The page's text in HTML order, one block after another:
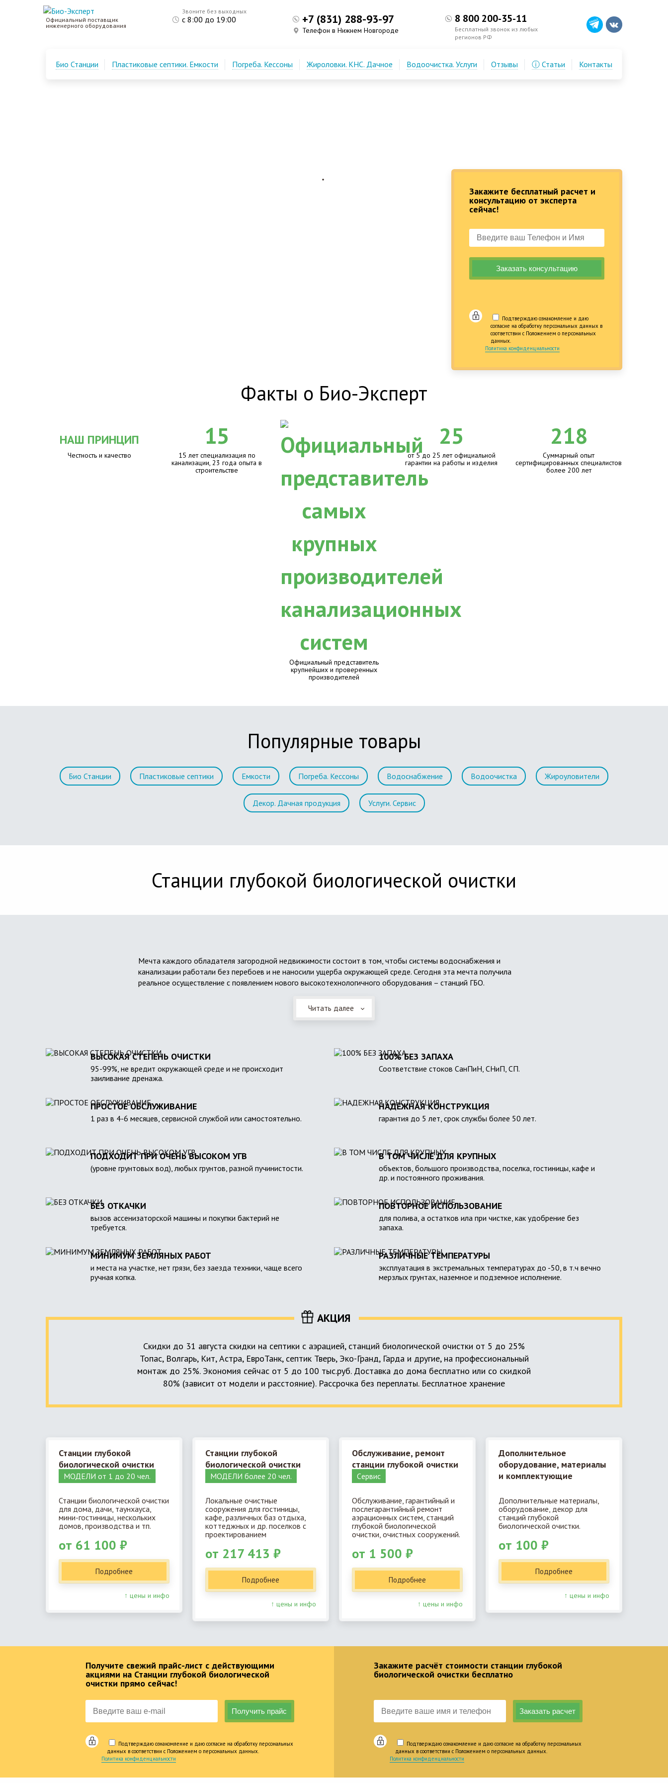
Закажите бесплатный расчет и
консультацию от эксперта
сейчас!
Подтверждаю ознакомление и даю
согласие на обработку персональных данных в
соответствии с Положением о персональных
данных.
Политика конфиденциальности
Официальный поставщик
инженерного оборудования
Звоните без выходных
с 8:00 до 19:00 +7 (831) 288-93-97
Телефон в Нижнем Новгороде
8 800 200-35-11
Бесплатный звонок из любых
регионов РФ
Био Станции Пластиковые септики. Емкости Погреба. Кессоны Жироловки. КНС. Дачное Водоочистка. Услуги Отзывы ⓘ Статьи Контакты
Факты о Био-Эксперт
НАШ ПРИНЦИП
Честность и качество
15
15 лет специализация по
канализации, 23 года опыта в
строительстве
Официальный представитель
крупнейших и проверенных
производителей
25
от 5 до 25 лет официальной
гарантии на работы и изделия
218
Суммарный опыт
сертифицированных специалистов
более 200 лет
Популярные товары
Био Станции Пластиковые септики Емкости Погреба. Кессоны Водоснабжение Водоочистка Жироуловители
Декор. Дачная продукция Услуги. Сервис
Станции глубокой биологической очистки
Мечта каждого обладателя загородной недвижимости состоит в том, чтобы системы водоснабжения и
канализации работали без перебоев и не наносили ущерба окружающей среде. Сегодня эта мечта получила
реальное осуществление с появлением нового высокотехнологичного оборудования – станций ГБО.
Читать далее
ВЫСОКАЯ СТЕПЕНЬ ОЧИСТКИ
95-99%, не вредит окружающей среде и не происходит
заиливание дренажа.
100% БЕЗ ЗАПАХА
Соответствие стоков СанПиН, СНиП, СП.
ПРОСТОЕ ОБСЛУЖИВАНИЕ
1 раз в 4-6 месяцев, сервисной службой или самостоятельно.
НАДЕЖНАЯ КОНСТРУКЦИЯ
гарантия до 5 лет, срок службы более 50 лет.
ПОДХОДИТ ПРИ ОЧЕНЬ ВЫСОКОМ УГВ
(уровне грунтовых вод), любых грунтов, разной пучинистости.
В ТОМ ЧИСЛЕ ДЛЯ КРУПНЫХ
объектов, большого производства, поселка, гостиницы, кафе и
др. и постоянного проживания.
БЕЗ ОТКАЧКИ
вызов ассенизаторской машины и покупки бактерий не
требуется.
ПОВТОРНОЕ ИСПОЛЬЗОВАНИЕ
для полива, а остатков ила при чистке, как удобрение без
запаха.
МИНИМУМ ЗЕМЛЯНЫХ РАБОТ
и места на участке, нет грязи, без заезда техники, чаще всего
ручная копка.
РАЗЛИЧНЫЕ ТЕМПЕРАТУРЫ
эксплуатация в экстремальных температурах до -50, в т.ч вечно
мерзлых грунтах, наземное и подземное исполнение.
АКЦИЯ
Скидки до 31 августа скидки на септики с аэрацией, станций биологической очистки от 5 до 25%
Топас, Волгарь, Кит, Астра, ЕвроТанк, септик Тверь, Эко-Гранд, Гарда и другие, на профессиональный
монтаж до 25%. Экономия сейчас от 5 до 100 тыс.руб. Доставка до дома бесплатно или со скидкой
80% (зависит от модели и расстояние). Рассрочка без переплаты. Бесплатное хранение
Станции глубокой
биологической очистки
МОДЕЛИ от 1 до 20 чел.
Станции биологической очистки
для дома, дачи, таунхауса,
мини-гостиницы, нескольких
домов, производства и тп.
от 61 100 ₽
Подробнее
↑ цены и инфо
Станции глубокой
биологической очистки
МОДЕЛИ более 20 чел.
Локальные очистные
сооружения для гостиницы,
кафе, различных баз отдыха,
коттеджных и др. поселков с
проектированием
от 217 413 ₽
Подробнее
↑ цены и инфо
Обслуживание, ремонт
станции глубокой очистки
Cервис
Обслуживание, гарантийный и
послегарантийный ремонт
аэрационных систем, станций
глубокой биологической
очистки, очистных сооружений.
от 1 500 ₽
Подробнее
↑ цены и инфо
Дополнительное
оборудование, материалы
и комплектующие
Дополнительные материалы,
оборудование, декор для
станций глубокой
биологической очистки.
от 100 ₽
Подробнее
↑ цены и инфо
Получите свежий прайс-лист с действующими
акциями на Станции глубокой биологической
очистки прямо сейчас!
Подтверждаю ознакомление и даю согласие на обработку персональных
данных в соответствии с Положением о персональных данных.
Политика конфиденциальности
Закажите расчёт стоимости станции глубокой
биологической очистки бесплатно
Подтверждаю ознакомление и даю согласие на обработку персональных
данных в соответствии с Положением о персональных данных.
Политика конфиденциальности